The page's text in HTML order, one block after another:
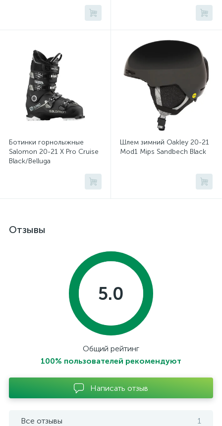
Ботинки горнолыжные
Salomon 20-21 X Pro Cruise
Black/Belluga
Шлем зимний Oakley 20-21
Mod1 Mips Sandbech Black
Отзывы
5.0
Общий рейтинг
100% пользователей рекомендуют
Написать отзыв
Все отзывы 1